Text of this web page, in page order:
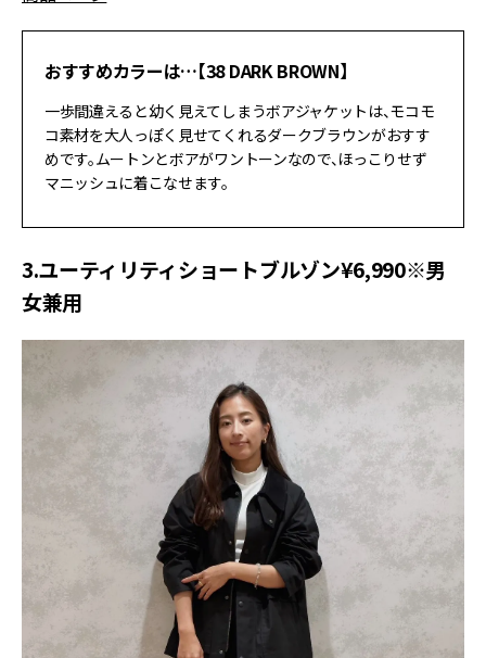
おすすめカラーは…【38 DARK BROWN】
一歩間違えると幼く見えてしまうボアジャケットは、モコモ
コ素材を大人っぽく見せてくれるダークブラウンがおすす
めです。ムートンとボアがワントーンなので、ほっこりせず
マニッシュに着こなせます。
3.ユーティリティショートブルゾン¥6,990※男
女兼用